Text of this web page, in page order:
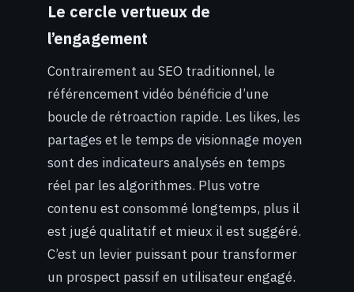
Le cercle vertueux de
l’engagement
Contrairement au SEO traditionnel, le
référencement vidéo bénéficie d’une
boucle de rétroaction rapide. Les likes, les
partages et le temps de visionnage moyen
sont des indicateurs analysés en temps
réel par les algorithmes. Plus votre
contenu est consommé longtemps, plus il
est jugé qualitatif et mieux il est suggéré.
C’est un levier puissant pour transformer
un prospect passif en utilisateur engagé.